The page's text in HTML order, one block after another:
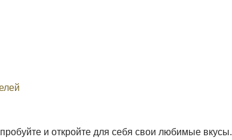
и откройте для себя свои любимые вкусы.